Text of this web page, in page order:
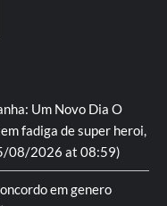
Um Novo Dia O
fadiga de super heroi,
08/2026 at 08:59)
em genero